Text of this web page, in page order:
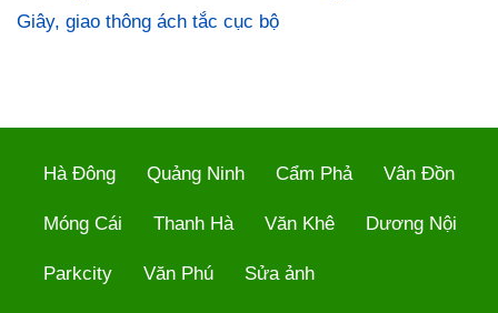
Giây, giao thông ách tắc cục bộ
Hà Đông Quảng Ninh Cẩm Phả Vân Đồn
Móng Cái Thanh Hà Văn Khê Dương Nội
Parkcity Văn Phú Sửa ảnh